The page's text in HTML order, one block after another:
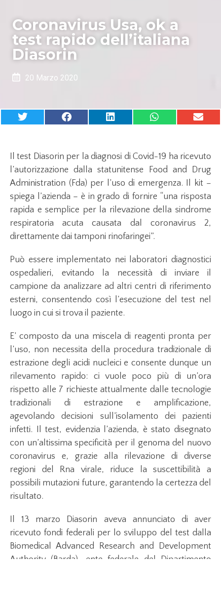
Coronavirus Usa, ok a
test rapido dell’italiana
Diasorin
20 Marzo 2020
Il test Diasorin per la diagnosi di Covid-19 ha ricevuto
l’autorizzazione dalla statunitense Food and Drug
Administration (Fda) per l’uso di emergenza. Il kit –
spiega l’azienda – è in grado di fornire “una risposta
rapida e semplice per la rilevazione della sindrome
respiratoria acuta causata dal coronavirus 2,
direttamente dai tamponi rinofaringei”.
Può essere implementato nei laboratori diagnostici
ospedalieri, evitando la necessità di inviare il
campione da analizzare ad altri centri di riferimento
esterni, consentendo così l’esecuzione del test nel
luogo in cui si trova il paziente.
E’ composto da una miscela di reagenti pronta per
l’uso, non necessita della procedura tradizionale di
estrazione degli acidi nucleici e consente dunque un
rilevamento rapido: ci vuole poco più di un’ora
rispetto alle 7 richieste attualmente dalle tecnologie
tradizionali di estrazione e amplificazione,
agevolando decisioni sull’isolamento dei pazienti
infetti. Il test, evidenzia l’azienda, è stato disegnato
con un’altissima specificità per il genoma del nuovo
coronavirus e, grazie alla rilevazione di diverse
regioni del Rna virale, riduce la suscettibilità a
possibili mutazioni future, garantendo la certezza del
risultato.
Il 13 marzo Diasorin aveva annunciato di aver
ricevuto fondi federali per lo sviluppo del test dalla
Biomedical Advanced Research and Development
Authority (Barda), ente federale del Dipartimento